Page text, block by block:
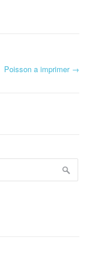
Poisson a imprimer →